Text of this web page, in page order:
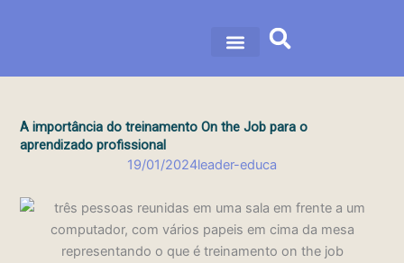
conteúdo
A importância do treinamento On the Job para o
aprendizado profissional
19/01/2024leader-educa